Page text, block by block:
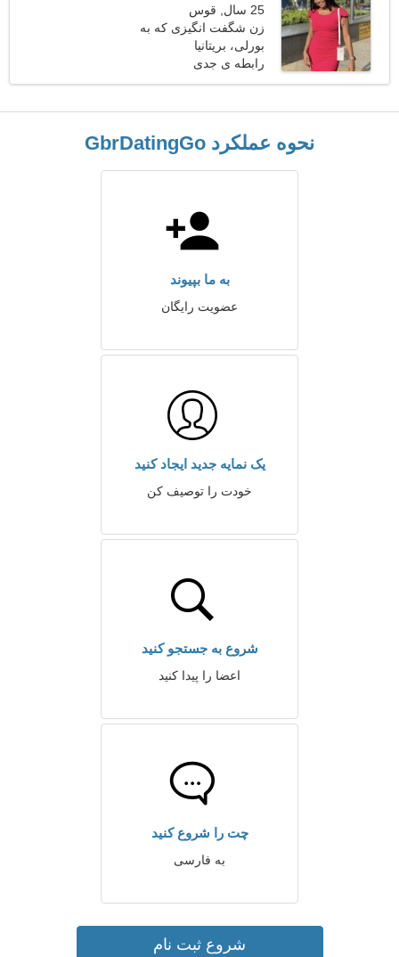
25 سال, قوس
زن شگفت انگیزی که به
دنبال یک قرار است
بورلی، بریتانیا
رابطه ی جدی
نحوه عملکرد GbrDatingGo
به ما بپیوند
عضویت رایگان
یک نمایه جدید ایجاد کنید
خودت را توصیف کن
شروع به جستجو کنید
اعضا را پیدا کنید
چت را شروع کنید
به فارسی
شروع ثبت نام